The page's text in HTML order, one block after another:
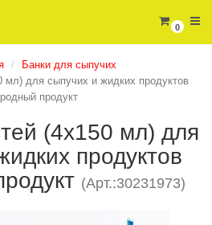
0
Банки для сыпучих
мл) для сыпучих и жидких продуктов
продукт
(4х150 мл) для
продуктов
(Арт.:30231973)